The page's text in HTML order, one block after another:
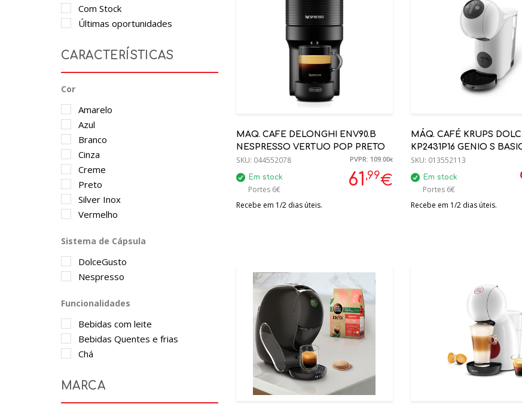
Com Stock
Últimas oportunidades
CARACTERÍSTICAS
Cor
Amarelo
Azul
Branco
Cinza
Creme
Preto
Silver Inox
Vermelho
Sistema de Cápsula
DolceGusto
Nespresso
Funcionalidades
Bebidas com leite
Bebidas Quentes e frias
Chá
MARCA
MAQ. CAFE DELONGHI ENV90.B
NESPRESSO VERTUO POP PRETO
PVPR: 109.00€
61 ,99€
SKU: 044552078
Em stock
Portes 6€
Recebe em 1/2 dias úteis.
MÁQ. CAFÉ KRUPS
KP2431P16 GENIO S
SKU: 013552113
Em stock
Portes 6€
Recebe em 1/2 dias úteis.